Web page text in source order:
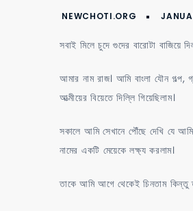
সবাই মিলে চুদে গুদের বারোটা বাজিয়ে
আমার নাম রাজ। আমি বাংলা যৌন
আত্মীয়ের বিয়েতে দিল্লি গিয়েছিলাম।
সকালে আমি সেখানে পৌঁছে দেখি যে
নামের একটি মেয়েকে লক্ষ্য করলাম।
তাকে আমি আগে থেকেই চিনতাম কিন্তু